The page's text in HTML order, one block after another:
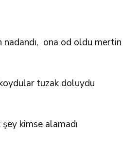
nadandı, ona od oldu mertin
tuzak doluydu
kimse alamadı